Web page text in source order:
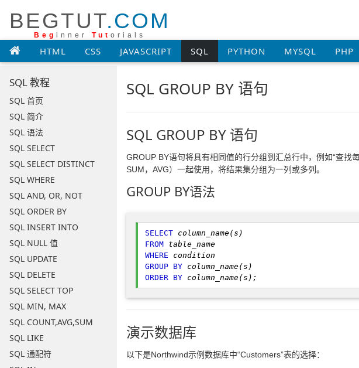
BEGTUT.COM
Beg inner Tut orials
HTML CSS JAVASCRIPT SQL PYTHON MYSQL PHP
SQL 教程
SQL 首页
SQL 简介
SQL 语法
SQL SELECT
SQL SELECT DISTINCT
SQL WHERE
SQL AND, OR, NOT
SQL ORDER BY
SQL INSERT INTO
SQL NULL 值
SQL UPDATE
SQL DELETE
SQL SELECT TOP
SQL MIN, MAX
SQL COUNT,AVG,SUM
SQL LIKE
SQL 通配符
SQL GROUP BY 语句
SQL GROUP BY 语句
GROUP BY语句将具有相同值的行分组到汇总行中，例如“查找
SUM，AVG）一起使用，将结果集分组为一列或多列。
GROUP BY语法
SELECT column_name(s)
FROM table_name
WHERE
condition
GROUP BY
ORDER BY column_name(s);
演示数据库
以下是Northwind示例数据库中“Customers”表的选择：